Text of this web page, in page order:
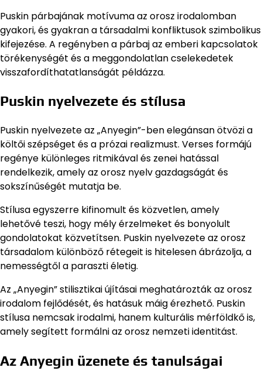
Puskin párbajának motívuma az orosz irodalomban
gyakori, és gyakran a társadalmi konfliktusok szimbolikus
kifejezése. A regényben a párbaj az emberi kapcsolatok
törékenységét és a meggondolatlan cselekedetek
visszafordíthatatlanságát példázza.
Puskin nyelvezete és stílusa
Puskin nyelvezete az „Anyegin”-ben elegánsan ötvözi a
költői szépséget és a prózai realizmust. Verses formájú
regénye különleges ritmikával és zenei hatással
rendelkezik, amely az orosz nyelv gazdagságát és
sokszínűségét mutatja be.
Stílusa egyszerre kifinomult és közvetlen, amely
lehetővé teszi, hogy mély érzelmeket és bonyolult
gondolatokat közvetítsen. Puskin nyelvezete az orosz
társadalom különböző rétegeit is hitelesen ábrázolja, a
nemességtől a paraszti életig.
Az „Anyegin” stilisztikai újításai meghatározták az orosz
irodalom fejlődését, és hatásuk máig érezhető. Puskin
stílusa nemcsak irodalmi, hanem kulturális mérföldkő is,
amely segített formálni az orosz nemzeti identitást.
Az Anyegin üzenete és tanulságai